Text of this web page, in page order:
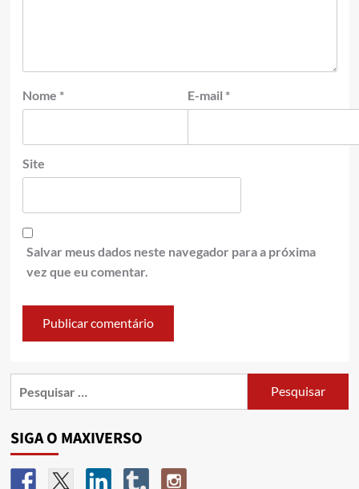
Nome * E-mail *
Site
Salvar meus dados neste navegador para a próxima
vez que eu comentar.
SIGA O MAXIVERSO